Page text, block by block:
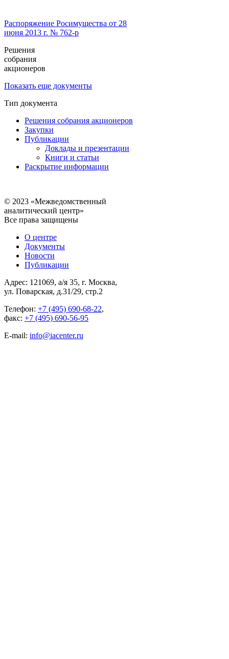
Распоряжение Росимущества от 28
июня 2013 г. № 762-р
Решения
собрания
акционеров
Показать еще документы
Тип документа
Решения собрания акционеров
Закупки
Публикации
Доклады и презентации
Книги и статьи
Раскрытие информации
© 2023 «Межведомственный
аналитический центр»
Все права защищены
О центре
Документы
Новости
Публикации
Адрес: 121069, а/я 35, г. Москва,
ул. Поварская, д.31/29, стр.2
Телефон: +7 (495) 690-68-22,
факс: +7 (495) 690-56-95
E-mail: info@iacenter.ru